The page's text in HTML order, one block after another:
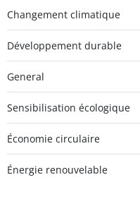
Changement climatique
Développement durable
General
Sensibilisation écologique
Économie circulaire
Énergie renouvelable